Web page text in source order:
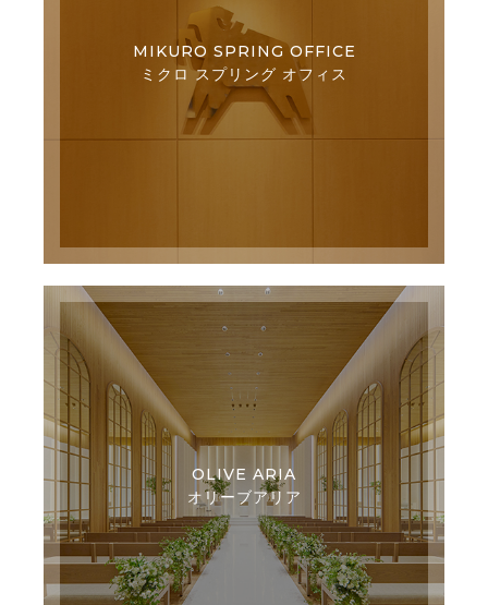
MIKURO SPRING OFFICE
ミクロ スプリング オフィス
OLIVE ARIA
オリーブアリア